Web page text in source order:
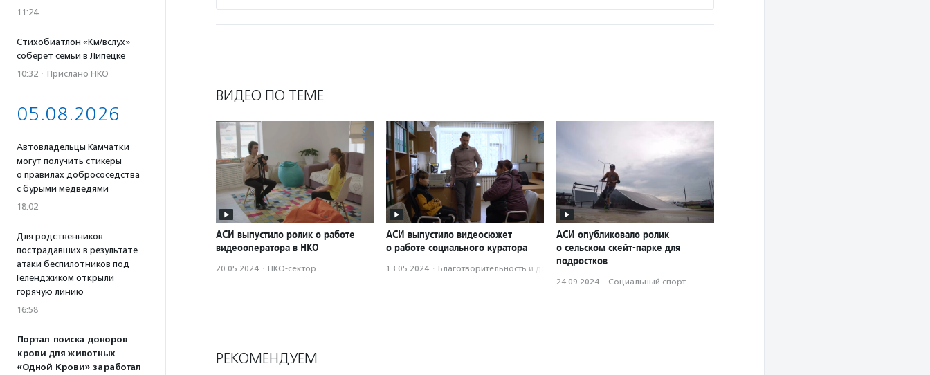
11:24
Стихобиатлон «Км/вслух»
соберет семьи в Липецке
10:32 · Прислано НКО
05.08.2026
Автовладельцы Камчатки
могут получить стикеры
о правилах добрососедства
с бурыми медведями
18:02
Для родственников
пострадавших в результате
атаки беспилотников под
Геленджиком открыли
горячую линию
16:58
Портал поиска доноров
крови для животных
«Одной Крови» заработал
ВИДЕО ПО ТЕМЕ
АСИ выпустило ролик о работе
видеооператора в НКО
20.05.2024 · НКО-сектор
АСИ выпустило видеосюжет
о работе социального куратора
13.05.2024 · Благотвори­тель­ность и доброволь­чест­во
АСИ опубликовало ролик
о сельском скейт-парке для
подростков
24.09.2024 · Социальный спорт
РЕКОМЕНДУЕМ